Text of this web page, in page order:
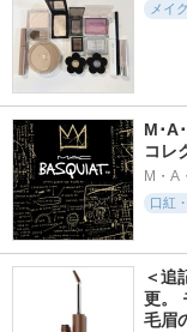
メイ
M･A
コレ
M・A
口紅
＜追
更。
毛眉